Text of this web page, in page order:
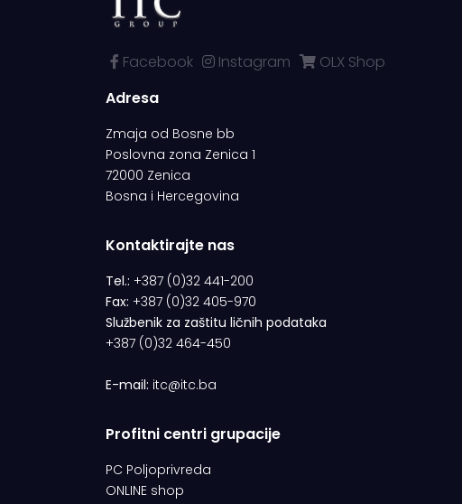
Facebook Instagram
OLX Shop
Adresa
Zmaja od Bosne bb
Poslovna zona Zenica 1
72000 Zenica
Bosna i Hercegovina
Kontaktirajte nas
Tel.: +387 (0)32 441-200
Fax: +387 (0)32 405-970
Službenik za zaštitu ličnih podataka
+387 (0)32 464-450
E-mail: itc@itc.ba
Profitni centri grupacije
PC Poljoprivreda
ONLINE shop